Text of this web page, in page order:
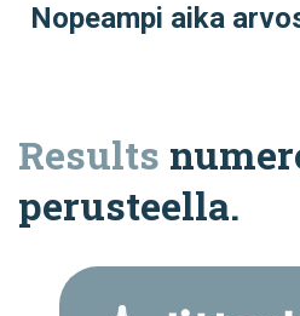
Nopeampi aika
Results
perusteella.